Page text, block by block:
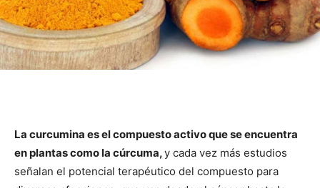
La curcumina es el compuesto activo que se encuentra
en plantas como la cúrcuma,y cada vez más estudios
señalan el potencial terapéutico del compuesto para